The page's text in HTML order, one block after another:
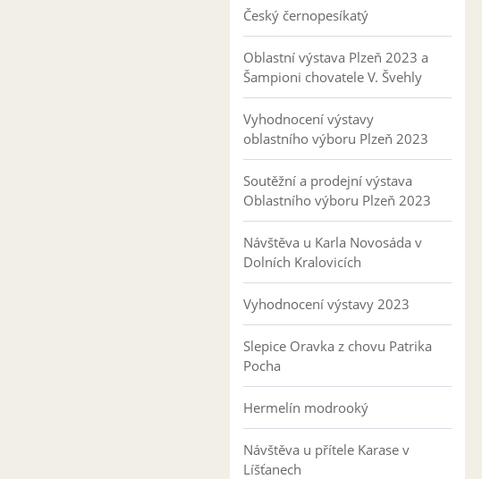
Český černopesíkatý
Oblastní výstava Plzeň 2023 a
Šampioni chovatele V. Švehly
Vyhodnocení výstavy
oblastního výboru Plzeň 2023
Soutěžní a prodejní výstava
Oblastního výboru Plzeň 2023
Návštěva u Karla Novosáda v
Dolních Kralovicích
Vyhodnocení výstavy 2023
Slepice Oravka z chovu Patrika
Pocha
Hermelín modrooký
Návštěva u přítele Karase v
Líšťanech